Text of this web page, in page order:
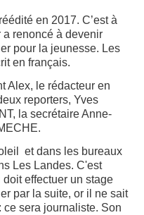
en 2017. C’est à
a renoncé à devenir
pour la jeunesse. Les
en français.
Alex, le rédacteur en
reporters, Yves
la secrétaire Anne-
et dans les bureaux
Les Landes. C'est
effectuer un stage
par la suite, or il ne sait
ce sera journaliste. Son